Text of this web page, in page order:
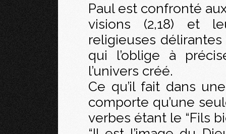
Paul est confronté
visions (2,18) et
religieuses
qui l’oblige à
l’univers créé.
Ce qu’il fait dans
comporte qu’une
verbes étant le “Fils